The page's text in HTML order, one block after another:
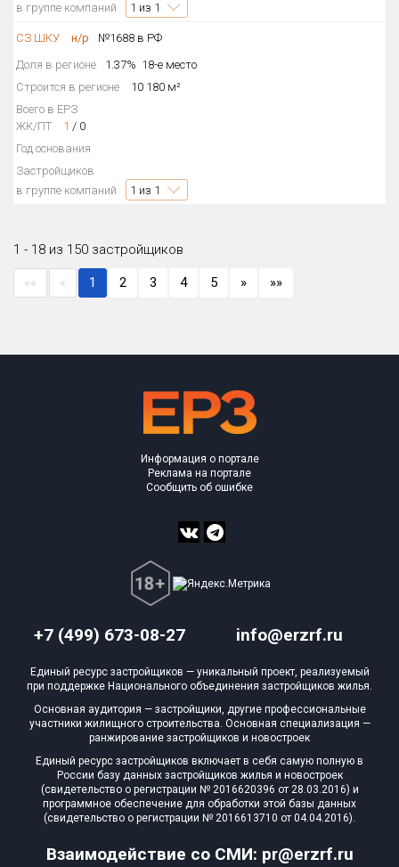
в группе компаний
1 из 1
СЗ ШКУ н/р
№1688 в РФ
Доля в регионе
1.37% 18-е место
Строится в регионе
10 180 м²
Всего в ЕРЗ
ЖК/ПТ
1 / 0
Год основания
Застройщиков
в группе компаний
1 из 1
1 - 18 из 150 застройщиков
«« « 1 2 3 4 5 » »»
+7 (499) 673-08-27 info@erzrf.ru
Взаимодействие со СМИ: pr@erzrf.ru
Информация о портале
Реклама на портале
Сообщить об ошибке
Единый ресурс застройщиков — уникальный проект, реализуемый
при поддержке Национального объединения застройщиков жилья.
Основная аудитория — застройщики, другие профессиональные
участники жилищного строительства. Основная специализация —
ранжирование застройщиков и новостроек
Единый ресурс застройщиков включает в себя самую полную в
России базу данных застройщиков жилья и новостроек
(свидетельство о регистрации № 2016620396 от 28.03.2016) и
программное обеспечение для обработки этой базы данных
(свидетельство о регистрации № 2016613710 от 04.04.2016).